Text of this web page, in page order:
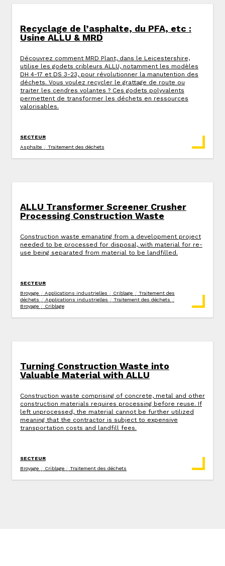
Recyclage de l’asphalte, du PFA, etc :
Usine ALLU & MRD
Découvrez comment MRD Plant, dans le Leicestershire,
utilise les godets cribleurs ALLU, notamment les modèles
DH 4-17 et DS 3-23, pour révolutionner la manutention des
déchets. Vous voulez recycler le grattage de route ou
traiter les cendres volantes ? Ces godets polyvalents
permettent de transformer les déchets en ressources
valorisables.
SECTEUR
Asphalte / Traitement des déchets
ALLU Transformer Screener Crusher
Processing Construction Waste
Construction waste emanating from a development project
needed to be processed for disposal, with material for re-
use being separated from material to be landfilled.
SECTEUR
Broyage / Applications industrielles / Criblage / Traitement des
déchets / Applications industrielles / Traitement des déchets /
Broyage / Criblage
Turning Construction Waste into
Valuable Material with ALLU
Construction waste comprising of concrete, metal and other
construction materials requires processing before reuse. If
left unprocessed, the material cannot be further utilized
meaning that the contractor is subject to expensive
transportation costs and landfill fees.
SECTEUR
Broyage / Criblage / Traitement des déchets